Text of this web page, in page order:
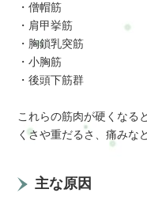
・僧帽筋
・肩甲挙筋
・胸鎖乳突筋
・小胸筋
・後頭下筋群
これらの筋肉が硬くなる
くさや重だるさ、痛みな
主な原因